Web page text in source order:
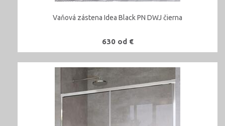
Vaňová zástena Idea Black PN DWJ čierna
630 od €